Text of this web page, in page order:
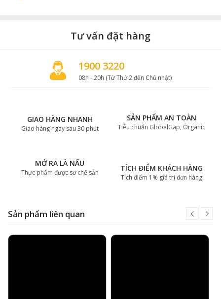
Tư vấn đặt hàng
1900 3220
08h - 20h (Từ Thứ 2 đến Chủ nhật)
GIAO HÀNG NHANH
Giao hàng ngay sau 30 phút
SẢN PHẨM AN TOÀN
Tiêu chuẩn GlobalGap, Organic
MỞ RA LÀ NẤU
Thực phẩm được sơ chế sẵn TÍCH ĐIỂM KHÁCH HÀNG
Tích điểm 1% giá trị đơn hàng
Sản phẩm liên quan